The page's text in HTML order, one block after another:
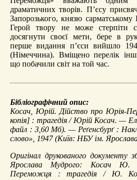
драматичних творів. П’єсу
Запорозького, князю
Герой твору не може стерпіти
досягнути своєї мети, бере в
перше видання п’єси вийшло
(Німеччина). Вміщено перелік
що побачили світ на той час.
Бібліографічний опис:
Косач, Юрій. Дійство про Юрія-
копія] : трагедія / Юрій Косач. —
файл : 3,60 Мб). — Реґенсбурґ :
слово», 1947 (Київ: НБУ ім.
Оригінал друкованого документу
Ярослава Мудрого: Косач Ю.
Переможця : трагедія / Ю.